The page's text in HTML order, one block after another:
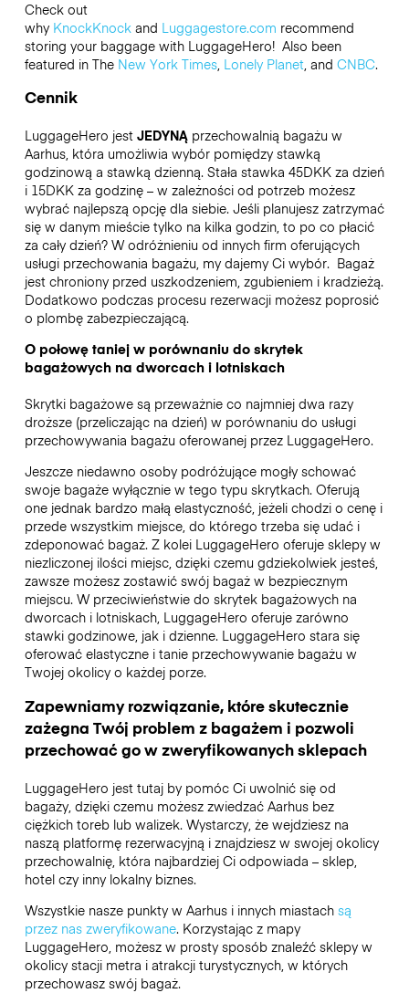
Check out
why KnockKnockand Luggagestore.com recommend
storing your baggage with LuggageHero! Also been
featured in The New York Times, Lonely Planet, and CNBC.
Cennik
LuggageHero jest JEDYNĄprzechowalnią bagażu w
Aarhus, która umożliwia wybór pomiędzy stawką
godzinową a stawką dzienną. Stała stawka 45DKK za dzień
i 15DKK za godzinę – w zależności od potrzeb możesz
wybrać najlepszą opcję dla siebie. Jeśli planujesz zatrzymać
się w danym mieście tylko na kilka godzin, to po co płacić
za cały dzień? W odróżnieniu od innych firm oferujących
usługi przechowania bagażu, my dajemy Ci wybór. Bagaż
jest chroniony przed uszkodzeniem, zgubieniem i kradzieżą.
Dodatkowo podczas procesu rezerwacji możesz poprosić
o plombę zabezpieczającą.
O połowę taniej w porównaniu do skrytek
bagażowych na dworcach i lotniskach
Skrytki bagażowe są przeważnie co najmniej dwa razy
droższe (przeliczając na dzień) w porównaniu do usługi
przechowywania bagażu oferowanej przez LuggageHero.
Jeszcze niedawno osoby podróżujące mogły schować
swoje bagaże wyłącznie w tego typu skrytkach. Oferują
one jednak bardzo małą elastyczność, jeżeli chodzi o cenę i
przede wszystkim miejsce, do którego trzeba się udać i
zdeponować bagaż. Z kolei LuggageHero oferuje sklepy w
niezliczonej ilości miejsc, dzięki czemu gdziekolwiek jesteś,
zawsze możesz zostawić swój bagaż w bezpiecznym
miejscu. W przeciwieństwie do skrytek bagażowych na
dworcach i lotniskach, LuggageHero oferuje zarówno
stawki godzinowe, jak i dzienne. LuggageHero stara się
oferować elastyczne i tanie przechowywanie bagażu w
Twojej okolicy o każdej porze.
Zapewniamy rozwiązanie, które skutecznie
zażegna Twój problem z bagażem i pozwoli
przechować go w zweryfikowanych sklepach
LuggageHero jest tutaj by pomóc Ci uwolnić się od
bagaży, dzięki czemu możesz zwiedzać Aarhus bez
ciężkich toreb lub walizek. Wystarczy, że wejdziesz na
naszą platformę rezerwacyjną i znajdziesz w swojej okolicy
przechowalnię, która najbardziej Ci odpowiada – sklep,
hotel czy inny lokalny biznes.
Wszystkie nasze punkty w Aarhus i innych miastach są
przez nas zweryfikowane. Korzystając z mapy
LuggageHero, możesz w prosty sposób znaleźć sklepy w
okolicy stacji metra i atrakcji turystycznych, w których
przechowasz swój bagaż.